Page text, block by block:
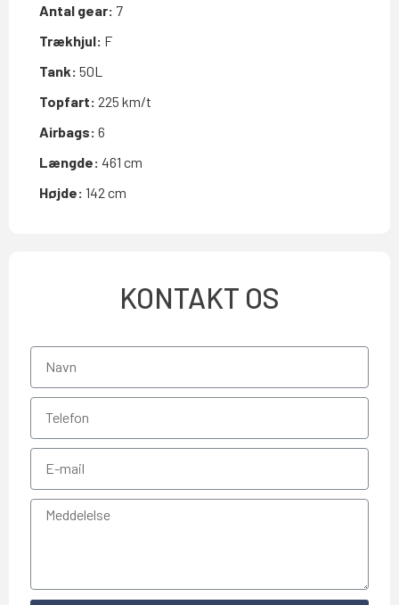
Antal gear: 7
Trækhjul: F
Tank: 50L
Topfart: 225 km/t
Airbags: 6
Længde: 461 cm
Højde: 142 cm
KONTAKT OS